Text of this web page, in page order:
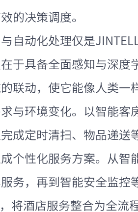
的决策调度。
自动化处理仅是
于具备全面感知与深度
联动，使它能像人类一
与环境变化。以智能客
成定时清扫、物品递送
个性化服务方案。从智
务，再到智能安全监控
将酒店服务整合为全流